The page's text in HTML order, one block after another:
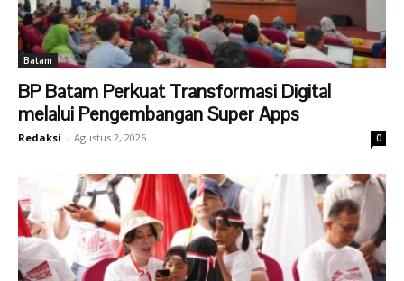
Batam
BP Batam Perkuat Transformasi Digital
melalui Pengembangan Super Apps
Redaksi - Agustus 2, 2026 0